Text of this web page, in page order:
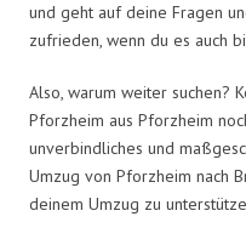
und geht auf deine Fragen
zufrieden, wenn du es auch
Also, warum weiter suchen?
Pforzheim aus Pforzheim
unverbindliches und
Umzug von Pforzheim nach
deinem Umzug zu